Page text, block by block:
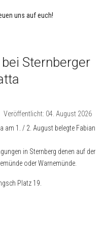
uns auf euch!
Sternberger
Veröffentlicht: 04. August 2026
am 1. / 2. August belegte Fabian
in Sternberg denen auf der
oder Warnemünde.
Platz 19.